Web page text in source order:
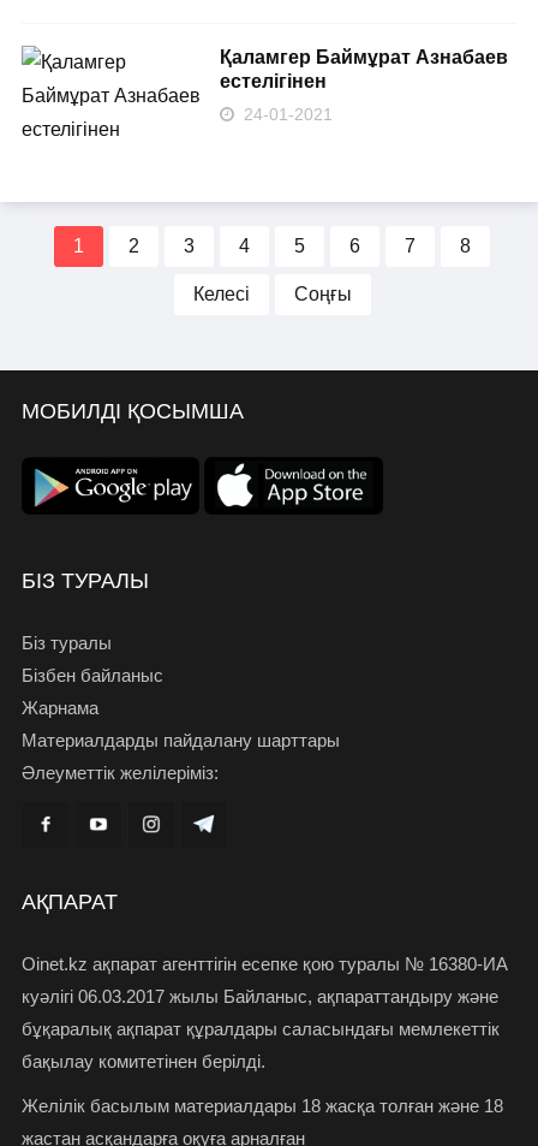
Қаламгер Баймұрат Азнабаев
естелігінен
24-01-2021
1 2 3 4 5 6 7 8
Келесі Соңғы
МОБИЛДІ ҚОСЫМША
БІЗ ТУРАЛЫ
Біз туралы
Бізбен байланыс
Жарнама
Материалдарды пайдалану шарттары
Әлеуметтік желілеріміз:
АҚПАРАТ
Oinet.kz ақпарат агенттігін есепке қою туралы № 16380-ИА
куәлігі 06.03.2017 жылы Байланыс, ақпараттандыру және
бұқаралық ақпарат құралдары саласындағы мемлекеттік
бақылау комитетінен берілді.
Желілік басылым материалдары 18 жасқа толған және 18
жастан асқандарға оқуға арналған